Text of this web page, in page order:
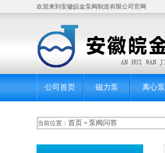
欢迎来到安徽皖金泵阀制造有限公司官网
公司首页 磁力泵 离心泵
当前位置： 首页 > 泵阀问答